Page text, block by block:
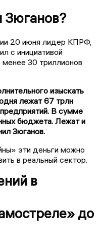
Зюганов?
20 июня лидер КПРФ,
с инициативой
30 триллионов
изыскать
лежат 67 трлн
В сумме
бюджета. Лежат и
Зюганов.
эти деньги можно
в реальный сектор.
в
до